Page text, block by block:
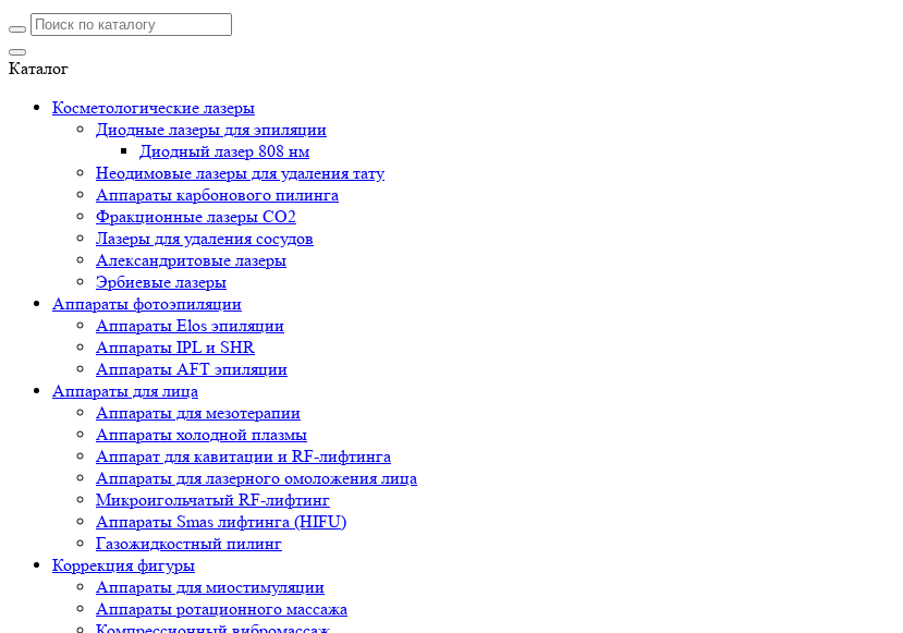
Каталог
Косметологические лазеры
Диодные лазеры для эпиляции
Диодный лазер 808 нм
Неодимовые лазеры для удаления тату
Аппараты карбонового пилинга
Фракционные лазеры CO2
Лазеры для удаления сосудов
Александритовые лазеры
Эрбиевые лазеры
Аппараты фотоэпиляции
Аппараты Elos эпиляции
Аппараты IPL и SHR
Аппараты AFT эпиляции
Аппараты для лица
Аппараты для мезотерапии
Аппараты холодной плазмы
Аппарат для кавитации и RF-лифтинга
Аппараты для лазерного омоложения лица
Микроигольчатый RF-лифтинг
Аппараты Smas лифтинга (HIFU)
Газожидкостный пилинг
Коррекция фигуры
Аппараты для миостимуляции
Аппараты ротационного массажа